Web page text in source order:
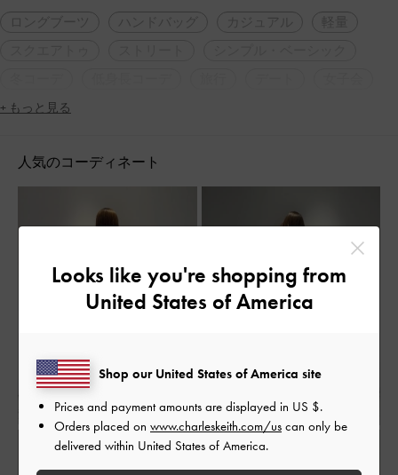
ロングブーツ
+ もっと見る
人気のコーディネート
Looks like you're shopping from
United States of America
Shop our United States of America site
Prices and payment amounts are displayed in US $.
Orders placed on www.charleskeith.com/us can only be
delivered within United States of America.